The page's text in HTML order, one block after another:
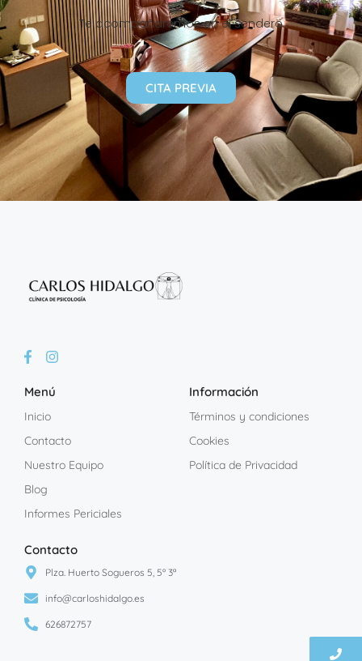
Te acompañaremos en el sendero
CITA PREVIA
Menú
Inicio
Contacto
Nuestro Equipo
Blog
Informes Periciales
Información
Términos y condiciones
Cookies
Política de Privacidad
Contacto
Plza. Huerto Sogueros 5, 5º 3ª
info@carloshidalgo.es
626872757